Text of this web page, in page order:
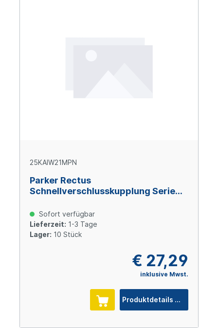
25KAIW21MPN
Parker Rectus
Schnellverschlusskupplung Serie
vernickelt
Sofort verfügbar
Lieferzeit: 1-3 Tage
Lager: 10 Stück
€ 27,29
inklusive Mwst.
Produktdetails